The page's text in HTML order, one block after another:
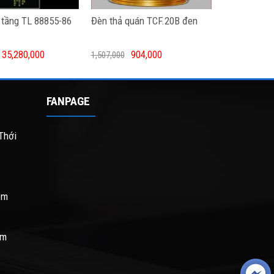
TL 88855-86
35,280,000
Đèn thả quán TCF.20B đen
1,507,000 904,000
FANPAGE